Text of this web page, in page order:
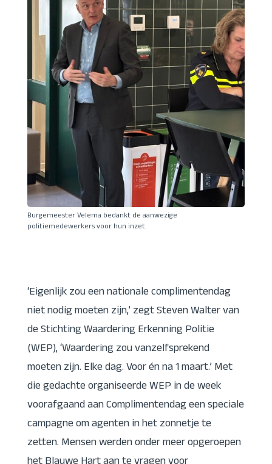
Burgemeester Velema bedankt de aanwezige
politiemedewerkers voor hun inzet.
‘Eigenlijk zou een nationale complimentendag
niet nodig moeten zijn,’ zegt Steven Walter van
de Stichting Waardering Erkenning Politie
(WEP), ‘Waardering zou vanzelfsprekend
moeten zijn. Elke dag. Voor én na 1 maart.’ Met
die gedachte organiseerde WEP in de week
voorafgaand aan Complimentendag een speciale
campagne om agenten in het zonnetje te
zetten. Mensen werden onder meer opgeroepen